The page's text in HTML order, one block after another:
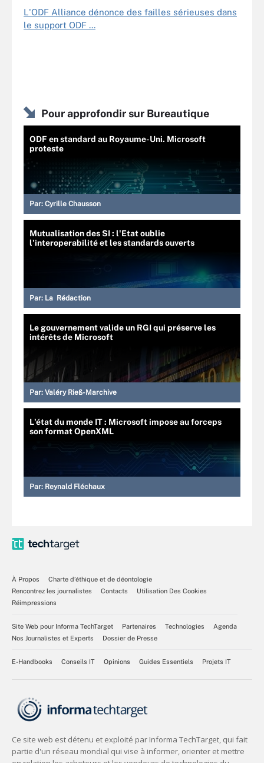
L'ODF Alliance dénonce des failles sérieuses dans
le support ODF ...
Pour approfondir sur Bureautique
ODF en standard au Royaume-Uni. Microsoft
proteste
Par: Cyrille Chausson
Mutualisation des SI : l'Etat oublie
l'interoperabilité et les standards ouverts
Par: La Rédaction
Le gouvernement valide un RGI qui préserve les
intérêts de Microsoft
Par: Valéry Rieß-Marchive
L'état du monde IT : Microsoft impose au forceps
son format OpenXML
Par: Reynald Fléchaux
À Propos
Charte d’éthique et de déontologie
Rencontrez les journalistes
Contacts
Utilisation Des Cookies
Réimpressions
Site Web pour Informa TechTarget Partenaires Technologies
Agenda
Nos Journalistes et Experts
Dossier de Presse
E-Handbooks Conseils IT Opinions Guides Essentiels Projets IT